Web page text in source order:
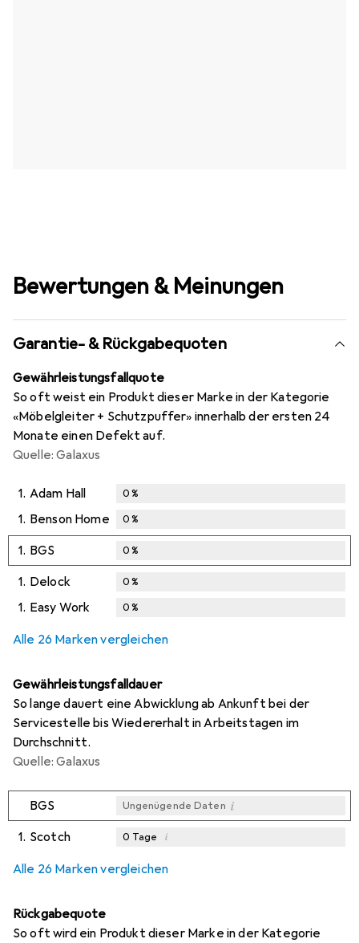
Bewertungen & Meinungen
Garantie- & Rückgabequoten
Gewährleistungsfallquote
So oft weist ein Produkt dieser Marke in der Kategorie
«Möbelgleiter + Schutzpuffer» innerhalb der ersten 24
Monate einen Defekt auf.
Quelle: Galaxus
1. Adam Hall 0%
1. Benson Home 0%
1. BGS 0%
1. Delock 0%
1. Easy Work 0%
Alle 26 Marken vergleichen
Gewährleistungsfalldauer
So lange dauert eine Abwicklung ab Ankunft bei der
Servicestelle bis Wiedererhalt in Arbeitstagen im
Durchschnitt.
Quelle: Galaxus
BGS Ungenügende Daten i
1. Scotch 0 Tage i
Alle 26 Marken vergleichen
Rückgabequote
So oft wird ein Produkt dieser Marke in der Kategorie